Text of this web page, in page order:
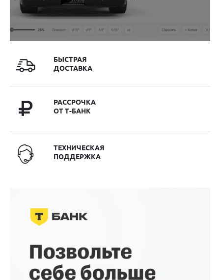
БЫСТРАЯ
ДОСТАВКА
РАССРОЧКА
ОТ Т-БАНК
ТЕХНИЧЕСКАЯ
ПОДДЕРЖКА